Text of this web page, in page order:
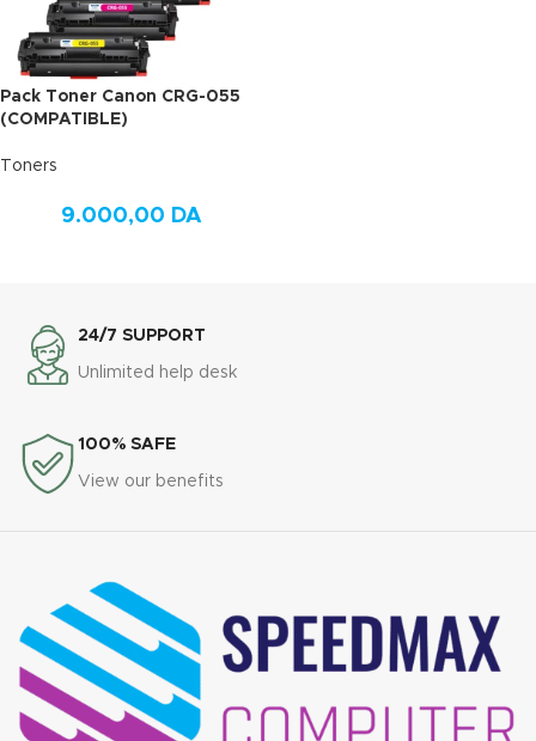
Pack Toner Canon CRG-055
(COMPATIBLE)
Toners
9.000,00 DA
24/7 SUPPORT
Unlimited help desk
100% SAFE
View our benefits